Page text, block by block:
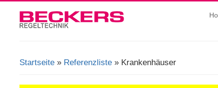
Startseite » Referenzliste » Krankenhäuser